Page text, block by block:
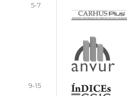
5-7
9-15